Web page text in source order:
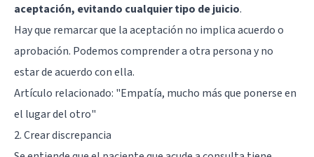
aceptación, evitando cualquier tipo de juicio.
Hay que remarcar que la aceptación no implica acuerdo o
aprobación. Podemos comprender a otra persona y no
estar de acuerdo con ella.
Artículo relacionado: "Empatía, mucho más que ponerse en
el lugar del otro"
2. Crear discrepancia